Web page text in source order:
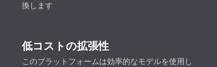
換します
低コストの拡張性
このプラットフォームは効率的なモデルを使用し